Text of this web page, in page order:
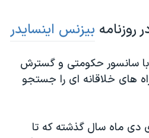
ایران
صلح
روزنامه بیزنس اینسایدر
با سانسور حکومتی و گسترش
های خلاقانه ای را جستجو
دی ماه سال گذشته که تا